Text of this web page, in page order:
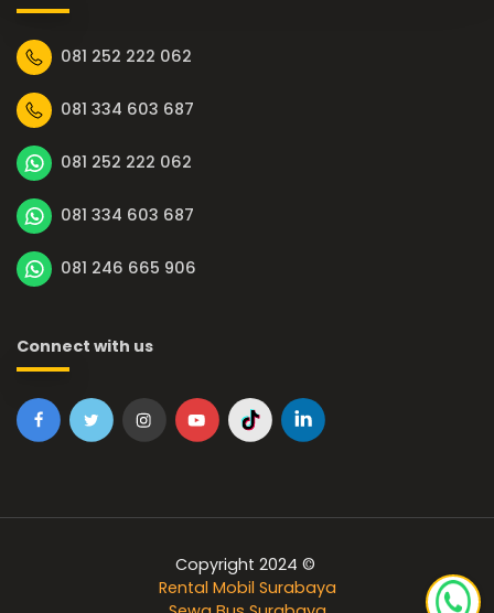
081 252 222 062
081 334 603 687
081 252 222 062
081 334 603 687
081 246 665 906
Connect with us
Copyright 2024 ©
Rental Mobil Surabaya